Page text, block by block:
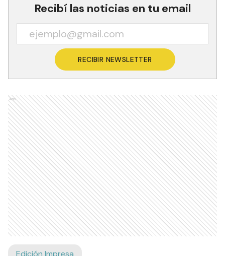
Recibí las noticias en tu email
RECIBIR NEWSLETTER
Ads
Edición Impresa